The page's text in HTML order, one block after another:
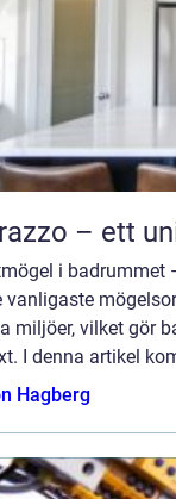
– ett
i badrummet
vanligaste
miljöer, vilket gör
I denna artikel
Hagberg